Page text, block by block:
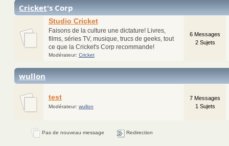
Cricket's Corp
Studio Cricket
Faisons de la culture une dictature! Livres,
films, séries TV, musique, trucs de geeks, tout
ce que la Cricket's Corp recommande!
Modérateur: Cricket
6 Messages
2 Sujets
wullon
test
Modérateur: wullon
7 Messages
1 Sujets
Pas de nouveau message Redirection